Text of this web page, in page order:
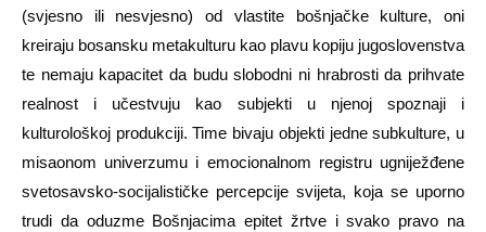
(svjesno ili nesvjesno) od vlastite bošnjačke kulture, oni
kreiraju bosansku metakulturu kao plavu kopiju jugoslovenstva
te nemaju kapacitet da budu slobodni ni hrabrosti da prihvate
realnost i učestvuju kao subjekti u njenoj spoznaji i
kulturološkoj produkciji. Time bivaju objekti jedne subkulture, u
misaonom univerzumu i emocionalnom registru ugniježđene
svetosavsko-socijalističke percepcije svijeta, koja se uporno
trudi da oduzme Bošnjacima epitet žrtve i svako pravo na